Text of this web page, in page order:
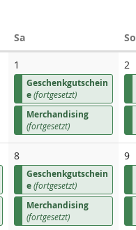
SaSamstag So
1
Geschenkgutschein
e(fortgesetzt)
Merchandising
(fortgesetzt)
2
8
Geschenkgutschein
e(fortgesetzt)
Merchandising
(fortgesetzt)
9